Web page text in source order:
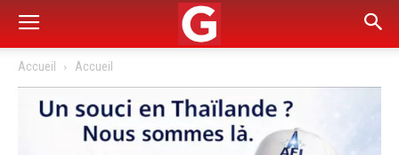
Accueil Accueil